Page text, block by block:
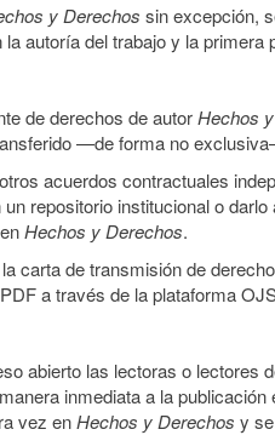
y Derechos sin excepción,
autoría del trabajo y la
de derechos de autorHechos
—de forma no
acuerdos contractuales
repositorio institucional o
Hechos y Derechos.
carta de transmisión de
a través de la plataforma
abierto las lectoras o lectores
inmediata a la
vez enHechos y Derechos y